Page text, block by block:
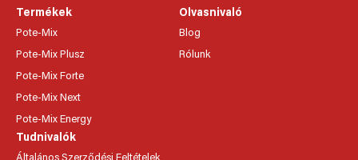
Termékek
Pote-Mix
Pote-Mix Plusz
Pote-Mix Forte
Pote-Mix Next
Pote-Mix Energy
Olvasnivaló
Blog
Rólunk
Tudnivalók
Általános Szerződési Feltételek